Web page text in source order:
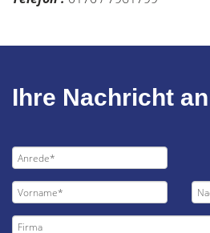
Ihre Nachricht